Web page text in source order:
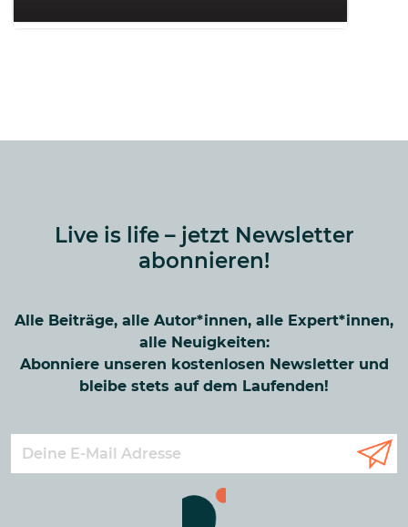
Live is life – jetzt Newsletter
abonnieren!
Alle Beiträge, alle Autor*innen, alle Expert*innen,
alle Neuigkeiten:
Abonniere unseren kostenlosen Newsletter und
bleibe stets auf dem Laufenden!